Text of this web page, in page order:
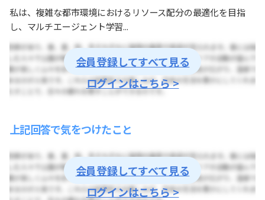
私は、複雑な都市環境におけるリソース配分の最適化を目指
し、マルチエージェント学習...
会員登録してすべて見る
ログインはこちら >
上記回答で気をつけたこと
会員登録してすべて見る
ログインはこちら >